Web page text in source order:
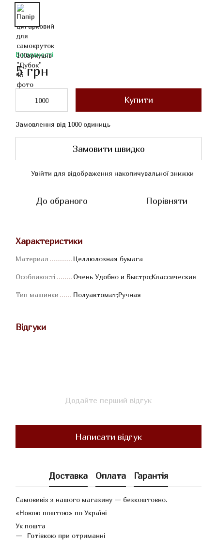
В наявності
5 грн
Купити
Замовлення від 1000 одиниць
Замовити швидко
Увійти для відображення накопичувальної знижки
До обраного Порівняти
Характеристики
Материал Целлюлозная бумага
Особливості Очень Удобно и Быстро;Классические
Тип машинки Полуавтомат;Ручная
Відгуки
Додайте перший відгук
Написати відгук
Доставка Оплата Гарантія
Самовивіз з нашого магазину — безкоштовно.
«Новою поштою» по Україні
Ук пошта
Готівкою при отриманні